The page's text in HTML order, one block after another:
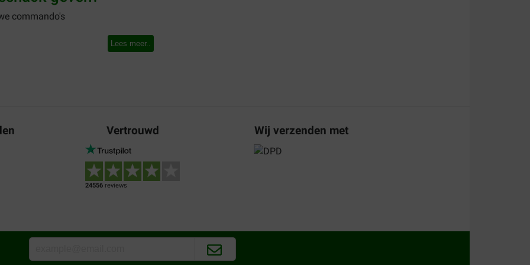
commando's
(tandenborstel snacks)
uw beste vriend is
snel en eenvoudig online bestellen. Bekijk ons assortiment en bestel beloningssnacks voor de hond tegen
de keuze enigszins makkelijker te maken, bespreken we de verschillende groepenbeloningssnacksbinnen
Lees meer..
Vertrouwd
24556 reviews
Wij verzenden met